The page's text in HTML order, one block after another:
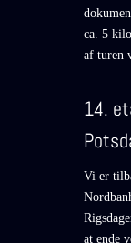
ca. 5
af turen
14.
Vi er
at ende